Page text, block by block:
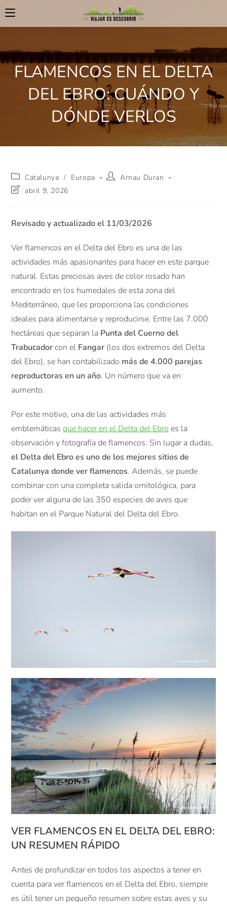
FLAMENCOS EN EL DELTA
DEL EBRO: CUÁNDO Y
DÓNDE VERLOS
Catalunya / Europa
Arnau Duran
abril 9, 2026
Revisado y actualizado el 11/03/2026
Ver flamencos en el Delta del Ebro es una de las
actividades más apasionantes para hacer en este parque
natural. Estas preciosas aves de color rosado han
encontrado en los humedales de esta zona del
Mediterráneo, que les proporciona las condiciones
ideales para alimentarse y reproducirse. Entre las 7.000
hectáreas que separan la Punta del Cuerno del
Trabucadorcon el Fangar (los dos extremos del Delta
del Ebro), se han contabilizado más de 4.000 parejas
reproductoras en un año. Un número que va en
aumento.
Por este motivo, una de las actividades más
emblemáticasque hacer en el Delta del Ebro es la
observación y fotografía de flamencos. Sin lugar a dudas,
el Delta del Ebro es uno de los mejores sitios de
Catalunya donde ver flamencos. Además, se puede
combinar con una completa salida ornitológica, para
poder ver alguna de las 350 especies de aves que
habitan en el Parque Natural del Delta del Ebro.
VER FLAMENCOS EN EL DELTA DEL EBRO:
UN RESUMEN RÁPIDO
Antes de profundizar en todos los aspectos a tener en
cuenta para ver flamencos en el Delta del Ebro, siempre
es útil tener un pequeño resumen sobre estas aves y su